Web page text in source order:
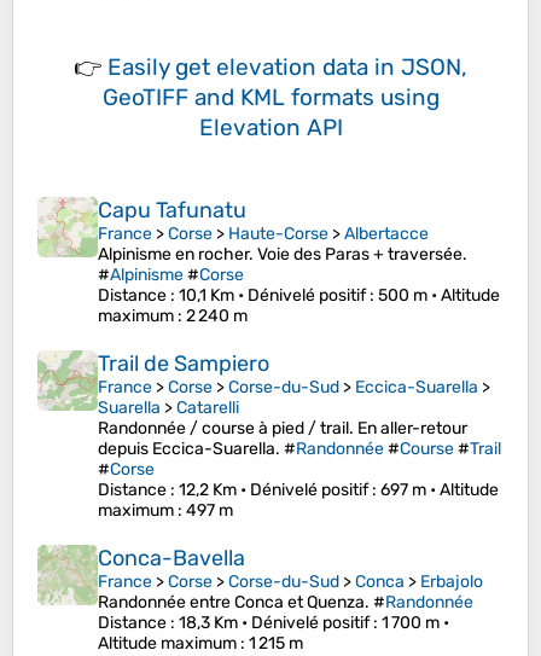
👉 Easily get elevation data in JSON,
GeoTIFF and KML formats using
Elevation API
Capu Tafunatu
France >Corse > Haute-Corse >Albertacce
Alpinisme en rocher. Voie des Paras + traversée.
#Alpinisme#Corse
Distance : 10,1 Km • Dénivelé positif: 500 m •Altitude
maximum : 2 240 m
Trail de Sampiero
France >Corse >Corse-du-Sud > Eccica-Suarella >
Suarella >Catarelli
Randonnée / course à pied / trail. En aller-retour
depuis Eccica-Suarella. #Randonnée#Course#Trail
#Corse
Distance : 12,2 Km • Dénivelé positif: 697 m •Altitude
maximum : 497 m
Conca-Bavella
France >Corse >Corse-du-Sud >Conca > Erbajolo
Randonnée entre Conca et Quenza. #Randonnée
Distance : 18,3 Km • Dénivelé positif: 1 700 m •
Altitude maximum : 1 215 m